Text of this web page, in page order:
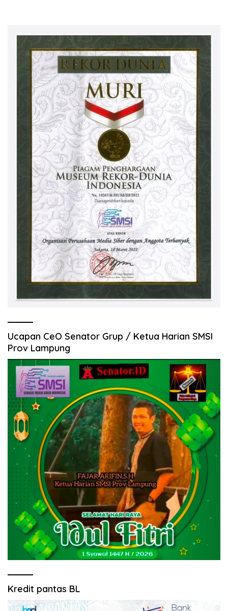
Ucapan CeO Senator Grup / Ketua Harian SMSI
Prov Lampung
Kredit pantas BL